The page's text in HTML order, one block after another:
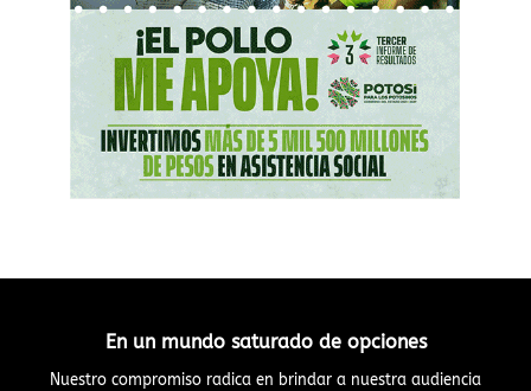
En un mundo saturado de opciones
Nuestro compromiso radica en brindar a nuestra audiencia